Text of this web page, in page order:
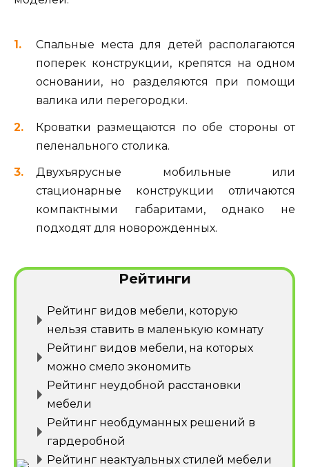
Спальные места для детей располагаются
поперек конструкции, крепятся на одном
основании, но разделяются при помощи
валика или перегородки.
Кроватки размещаются по обе стороны от
пеленального столика.
Двухъярусные мобильные или
стационарные конструкции отличаются
компактными габаритами, однако не
подходят для новорожденных.
Рейтинги
Рейтинг видов мебели, которую
нельзя ставить в маленькую комнату
Рейтинг видов мебели, на которых
можно смело экономить
Рейтинг неудобной расстановки
мебели
Рейтинг необдуманных решений в
гардеробной
Рейтинг неактуальных стилей мебели